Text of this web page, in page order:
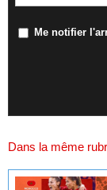
Me notifier
Dans la même